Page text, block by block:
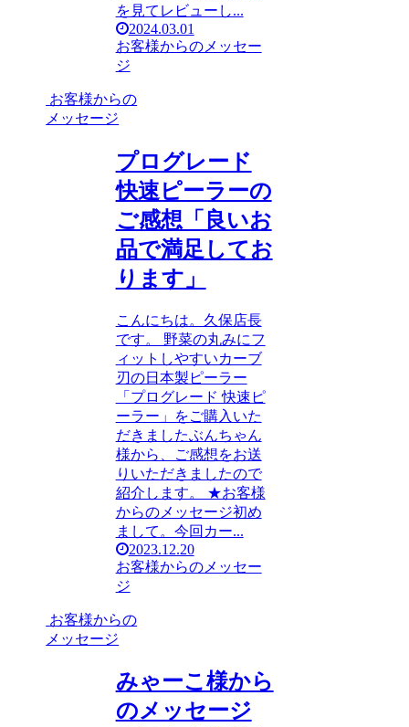
を見てレビューし...
2024.03.01
お客様からのメッセー
ジ
お客様からの
メッセージ
プログレード
快速ピーラーの
ご感想「良いお
品で満足してお
ります」
こんにちは。久保店長
です。 野菜の丸みにフ
ィットしやすいカーブ
刃の日本製ピーラー
「プログレード 快速ピ
ーラー」をご購入いた
だきましたぶんちゃん
様から、ご感想をお送
りいただきましたので
紹介します。 ★お客様
からのメッセージ初め
まして。今回カー...
2023.12.20
お客様からのメッセー
ジ
お客様からの
メッセージ
みゃーこ様から
のメッセージ